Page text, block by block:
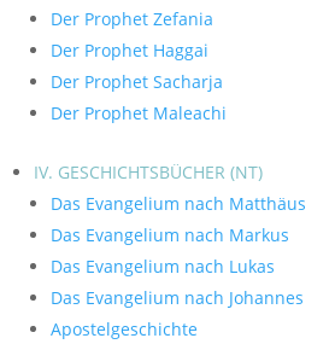
Der Prophet Zefania
Der Prophet Haggai
Der Prophet Sacharja
Der Prophet Maleachi
IV. GESCHICHTSBÜCHER (NT)
Das Evangelium nach Matthäus
Das Evangelium nach Markus
Das Evangelium nach Lukas
Das Evangelium nach Johannes
Apostelgeschichte